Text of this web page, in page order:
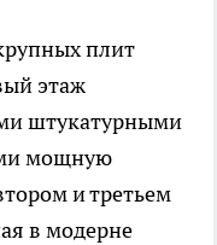
плит
этаж
штукатурными
мощную
и третьем
в модерне